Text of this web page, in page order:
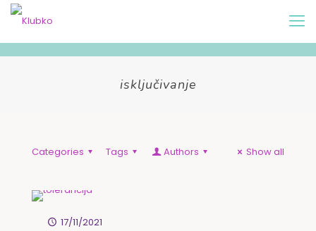
isključivanje
Categories Tags Authors Show all
17/11/2021